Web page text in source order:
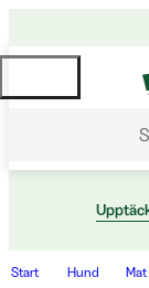
Start Hund Mat